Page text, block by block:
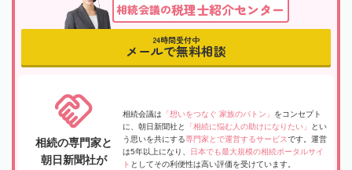
相続会議の税理士紹介センター
24時間受付中
メールで無料相談
相続の専門家と
朝日新聞社が
相続会議は 「想いをつなぐ 家族のバトン」 をコンセプト
に、朝日新聞社と
「相続に悩む人の助けになりたい」
とい
う思いを共にする専門家とで運営するサービスです。運営
は5年以上になり、
日本でも最大規模の相続ポータルサイ
ト としてその利便性は高い評価を受けています。